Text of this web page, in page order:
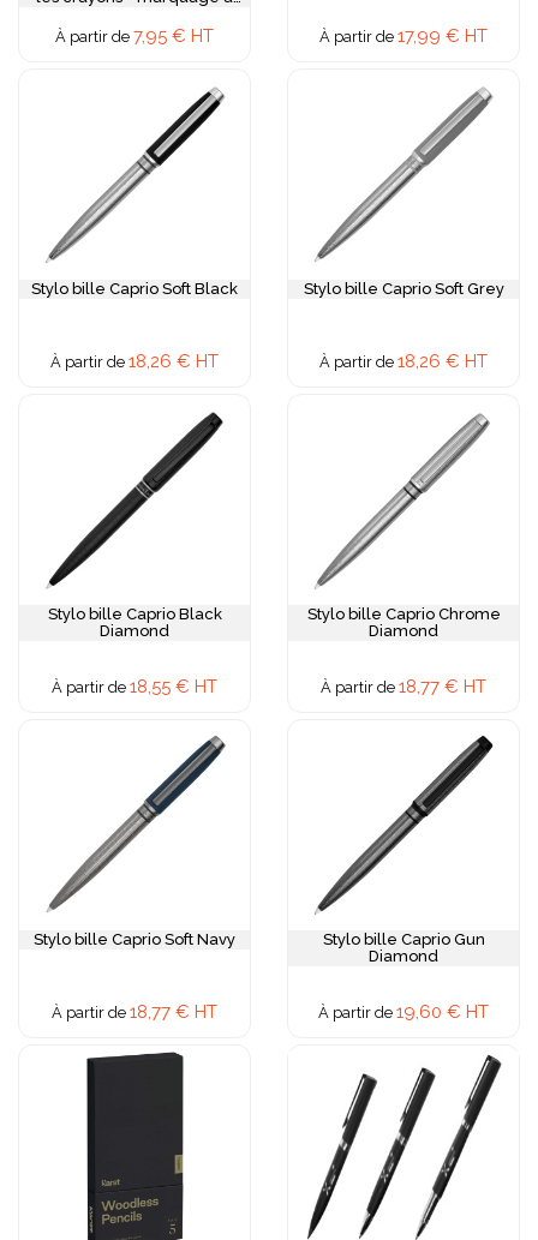
de l'etui)
À partir de 7,95 € HT À partir de 17,99 € HT
Stylo bille Caprio Soft Black
À partir de 18,26 € HT
Stylo bille Caprio Soft Grey
À partir de 18,26 € HT
Stylo bille Caprio Black
Diamond
À partir de 18,55 € HT
Stylo bille Caprio Chrome
Diamond
À partir de 18,77 € HT
Stylo bille Caprio Soft Navy
À partir de 18,77 € HT
Stylo bille Caprio Gun
Diamond
À partir de 19,60 € HT